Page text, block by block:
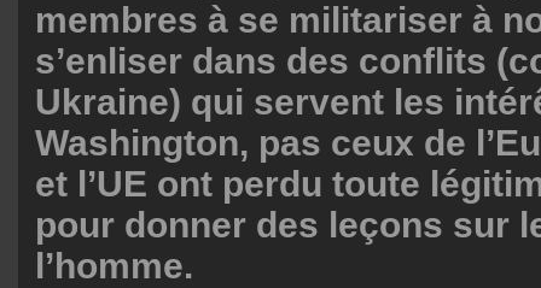
membres à se militariser à
s’enliser dans des conflits
Ukraine) qui servent les
Washington, pas ceux de
et l’UE ont perdu toute
pour donner des leçons sur
l’homme.